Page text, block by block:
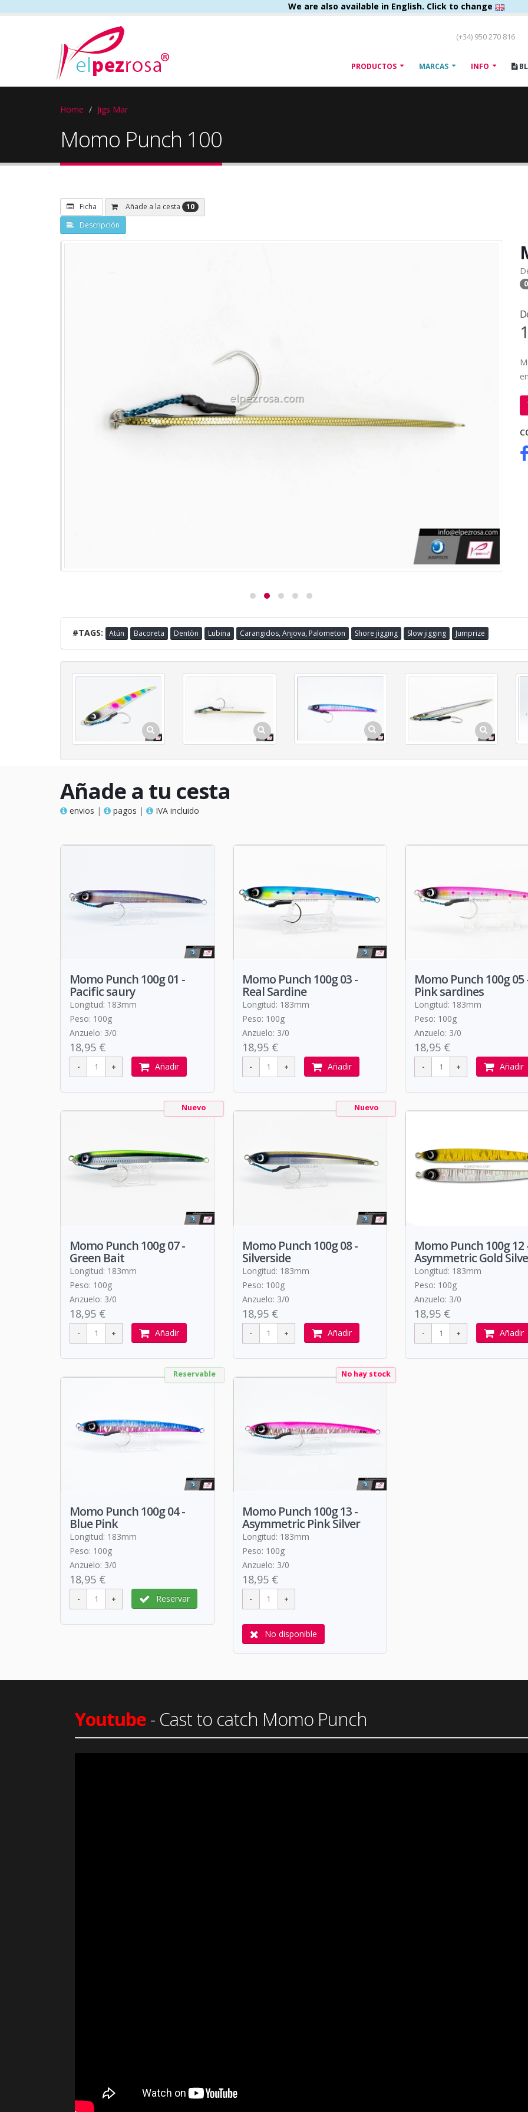
We are also available in English. Click to change
(+34) 950 270 816
PRODUCTOS MARCAS INFO
Home Jigs Mar
Momo Punch 100
Ficha Añade a la cesta
10
Descripción
0
#TAGS: Atún Bacoreta Dentòn Lubina Carangidos, Anjova, Palometon Shore jigging Slow jigging Jumprize
Añade a tu cesta
envios | pagos | IVA incluido
Momo Punch 100g 01 -
Pacific saury
Longitud: 183mm
Peso: 100g
Anzuelo: 3/0
18,95 €
Añadir
Momo Punch 100g 03 -
Real Sardine
Longitud: 183mm
Peso: 100g
Anzuelo: 3/0
18,95 €
Añadir
Momo Punch 100g 05
Pink sardines
Longitud: 183mm
Peso: 100g
Anzuelo: 3/0
18,95 €
Añadir
Nuevo
Momo Punch 100g 07 -
Green Bait
Longitud: 183mm
Peso: 100g
Anzuelo: 3/0
18,95 €
Añadir
Nuevo
Momo Punch 100g 08 -
Silverside
Longitud: 183mm
Peso: 100g
Anzuelo: 3/0
18,95 €
Añadir
Momo Punch 100g 12
Asymmetric Gold
Longitud: 183mm
Peso: 100g
Anzuelo: 3/0
18,95 €
Añadir
Reservable
Momo Punch 100g 04 -
Blue Pink
Longitud: 183mm
Peso: 100g
Anzuelo: 3/0
18,95 €
Reservar
No hay stock
Momo Punch 100g 13 -
Asymmetric Pink Silver
Longitud: 183mm
Peso: 100g
Anzuelo: 3/0
18,95 €
No disponible
Youtube- Cast to catch Momo Punch